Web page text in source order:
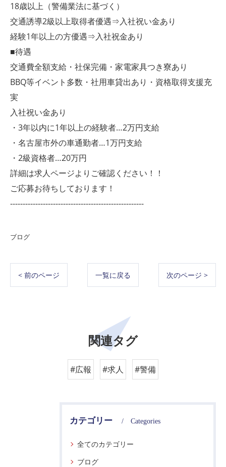
18歳以上（警備業法に基づく）
交通誘導2級以上取得者優遇⇒入社祝い金あり
経験1年以上の方優遇⇒入社祝金あり
■待遇
交通費全額支給・社保完備・家電家具つき寮あり
BBQ等イベント多数・社用車貸出あり・資格取得支援充
実
入社祝い金あり
・3年以内に1年以上の経験者…2万円支給
・名古屋市外の車通勤者…1万円支給
・2級資格者…20万円
詳細は求人ページよりご確認ください！！
ご応募お待ちしております！
-----------------------------------------------------
ブログ
< 前のページ 一覧に戻る 次のページ >
関連タグ
#広報 #求人 #警備
カテゴリー Categories
全てのカテゴリー
ブログ